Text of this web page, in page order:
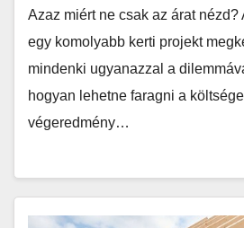
Azaz miért ne csak az árat nézd?
egy komolyabb kerti projekt
mindenki ugyanazzal a
hogyan lehetne faragni a
végeredmény…